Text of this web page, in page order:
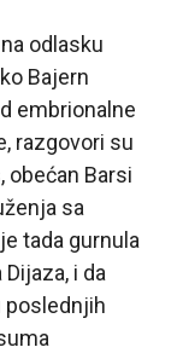
odlasku
Bajern
embrionalne
razgovori su
obećan Barsi
sa
tada gurnula
i da
poslednjih